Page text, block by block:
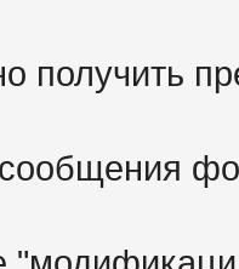
получить